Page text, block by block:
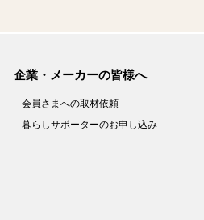
企業・メーカーの皆様へ
会員さまへの取材依頼
暮らしサポーターのお申し込み